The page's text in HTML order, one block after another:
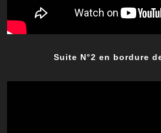
Suite N°2 en bordure